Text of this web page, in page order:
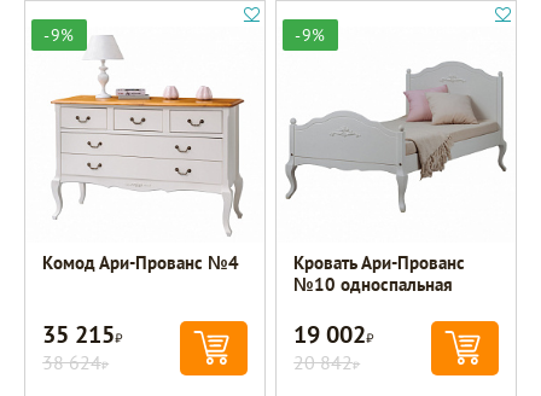
-9%
Комод Ари-Прованс №4
35 215Р
38 624Р
-9%
Кровать Ари-Прованс
№10 односпальная
19 002Р
20 842Р